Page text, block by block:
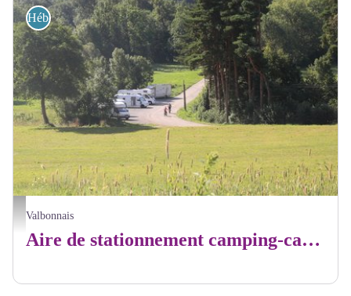
Aire Camping car Valbonnais - Patrick DARNE
Hébergements
Valbonnais
Aire de stationnement camping-car Valbonnais